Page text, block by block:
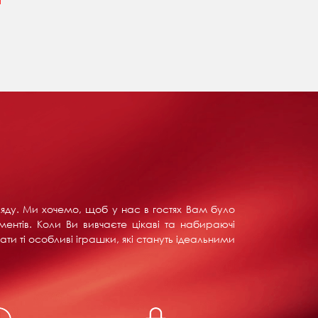
Ми хочемо, щоб у нас в гостях Вам було
Коли Ви вивчаєте цікаві та набираючі
ті особливі іграшки, які стануть ідеальними